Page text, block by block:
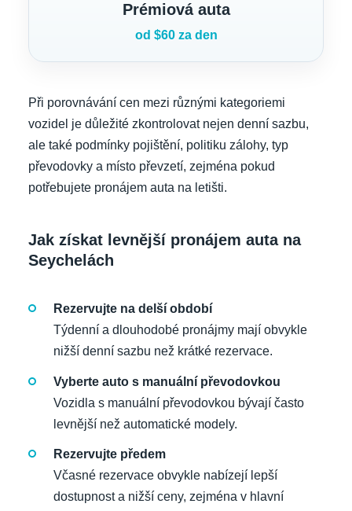
Prémiová auta
od $60 za den
Při porovnávání cen mezi různými kategoriemi
vozidel je důležité zkontrolovat nejen denní sazbu,
ale také podmínky pojištění, politiku zálohy, typ
převodovky a místo převzetí, zejména pokud
potřebujete pronájem auta na letišti.
Jak získat levnější pronájem auta na
Seychelách
Rezervujte na delší období
Týdenní a dlouhodobé pronájmy mají obvykle
nižší denní sazbu než krátké rezervace.
Vyberte auto s manuální převodovkou
Vozidla s manuální převodovkou bývají často
levnější než automatické modely.
Rezervujte předem
Včasné rezervace obvykle nabízejí lepší
dostupnost a nižší ceny, zejména v hlavní